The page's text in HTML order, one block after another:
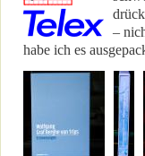
–
habe ich es